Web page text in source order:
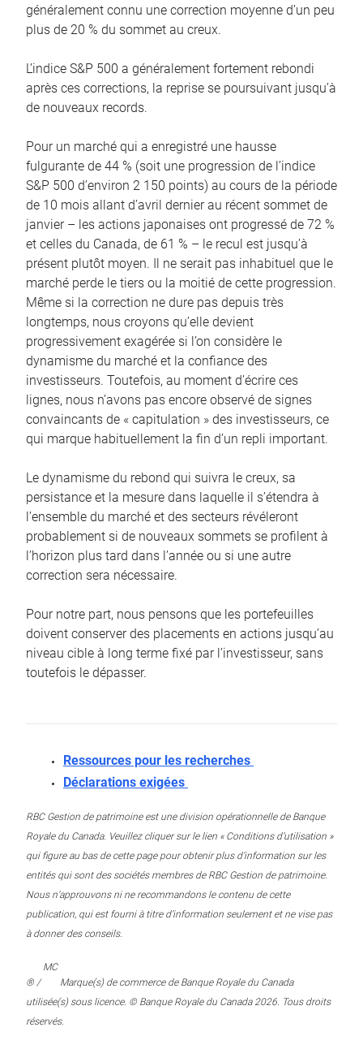
généralement connu une correction moyenne d’un peu
plus de 20 % du sommet au creux.
L’indice S&P 500 a généralement fortement rebondi
après ces corrections, la reprise se poursuivant jusqu’à
de nouveaux records.
Pour un marché qui a enregistré une hausse
fulgurante de 44 % (soit une progression de l’indice
S&P 500 d’environ 2 150 points) au cours de la période
de 10 mois allant d’avril dernier au récent sommet de
janvier – les actions japonaises ont progressé de 72 %
et celles du Canada, de 61 % – le recul est jusqu’à
présent plutôt moyen. Il ne serait pas inhabituel que le
marché perde le tiers ou la moitié de cette progression.
Même si la correction ne dure pas depuis très
longtemps, nous croyons qu’elle devient
progressivement exagérée si l’on considère le
dynamisme du marché et la confiance des
investisseurs. Toutefois, au moment d’écrire ces
lignes, nous n’avons pas encore observé de signes
convaincants de « capitulation » des investisseurs, ce
qui marque habituellement la fin d’un repli important.
Le dynamisme du rebond qui suivra le creux, sa
persistance et la mesure dans laquelle il s’étendra à
l’ensemble du marché et des secteurs révéleront
probablement si de nouveaux sommets se profilent à
l’horizon plus tard dans l’année ou si une autre
correction sera nécessaire.
Pour notre part, nous pensons que les portefeuilles
doivent conserver des placements en actions jusqu’au
niveau cible à long terme fixé par l’investisseur, sans
toutefois le dépasser.
Ressources pour les recherches
Déclarations exigées
RBC Gestion de patrimoine est une division opérationnelle de Banque
Royale du Canada. Veuillez cliquer sur le lien « Conditions d’utilisation »
qui figure au bas de cette page pour obtenir plus d’information sur les
entités qui sont des sociétés membres de RBC Gestion de patrimoine.
Nous n’approuvons ni ne recommandons le contenu de cette
publication, qui est fourni à titre d’information seulement et ne vise pas
à donner des conseils.
® /
MC
Marque(s) de commerce de Banque Royale du Canada
utilisée(s) sous licence. © Banque Royale du Canada 2026. Tous droits
réservés.